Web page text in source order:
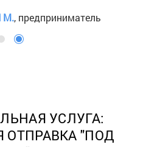
М., предприниматель
УСЛУГА:
ОТПРАВКА "ПОД